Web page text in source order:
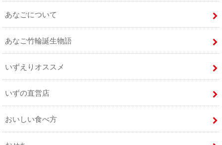
あなごについて
あなご竹輪誕生物語
いずえりオススメ
いずの直営店
おいしい食べ方